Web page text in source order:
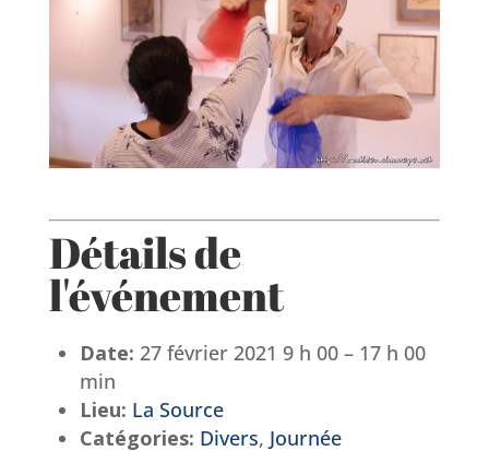
Détails de
l'événement
Date: 27 février 2021 9 h 00– 17 h 00
min
Lieu: La Source
Catégories: Divers, Journée